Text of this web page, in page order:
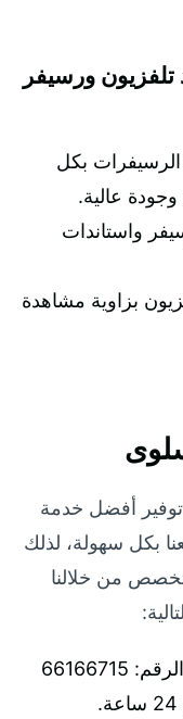
ورسيفر
بكل
وجودة عالية.
واستاندات
بزاوية مشاهدة
أفضل خدمة
بكل سهولة، لذلك
من خلالنا
يمكنكم التواصل معنا من خلال الرقم: 66166715